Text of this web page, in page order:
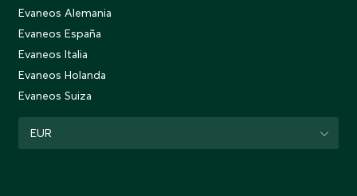
Evaneos Alemania
Evaneos España
Evaneos Italia
Evaneos Holanda
Evaneos Suiza
EUR